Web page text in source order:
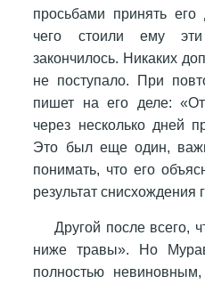
просьбами принять
чего стоили ему
закончилось. Никаких
не поступало. При
пишет на его деле:
через несколько дней
Это был еще один,
понимать, что его
результат снисхождения
Другой после всего,
ниже травы». Но
полностью